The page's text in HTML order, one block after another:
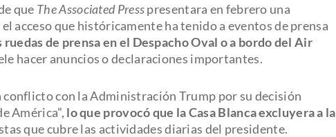
que The Associated Presspresentara en febrero una
acceso que históricamente ha tenido a eventos de prensa
ruedas de prensa en el Despacho Oval o a bordo del Air
hacer anuncios o declaraciones importantes.
conflicto con la Administración Trump por su decisión
América”, lo que provocó que la Casa Blanca excluyera a la
que cubre las actividades diarias del presidente.